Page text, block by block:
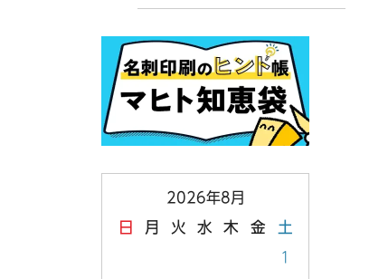
2026年8月
日 月 火 水 木 金 土
1